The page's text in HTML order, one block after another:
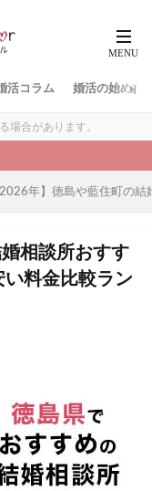
活コラム 婚活の始め方
場合があります。
2026年】徳島や藍住町の
相談所おすす
料金比較ラン